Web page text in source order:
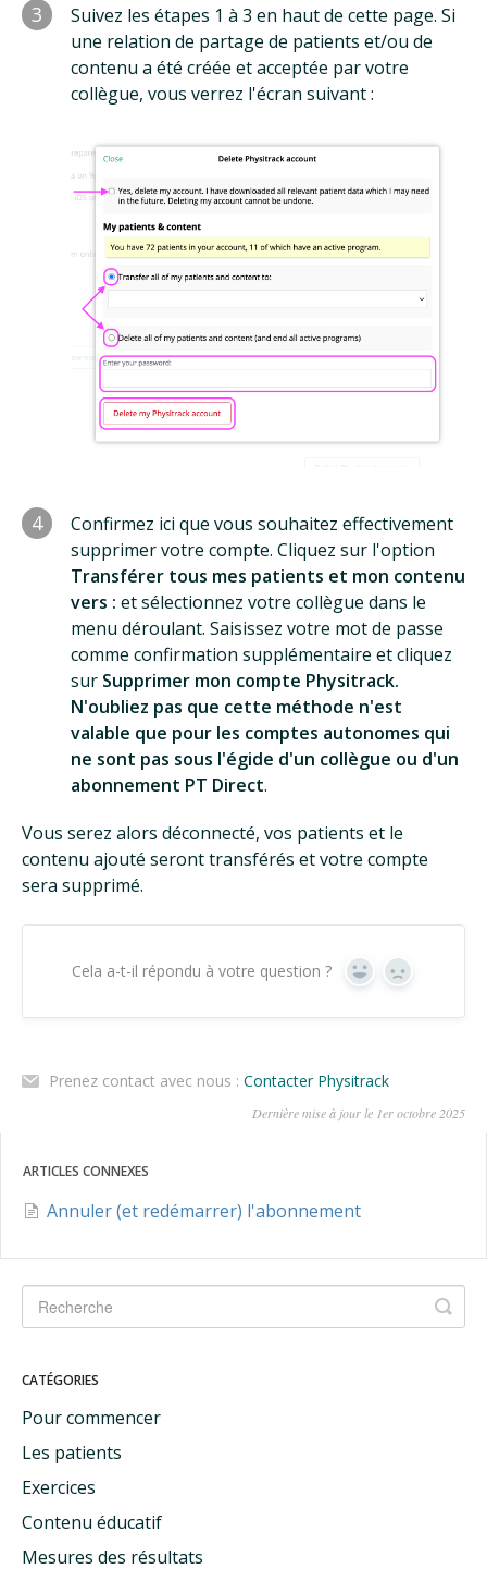
3
Suivez les étapes 1 à 3 en haut de cette page. Si
une relation de partage de patients et/ou de
contenu a été créée et acceptée par votre
collègue, vous verrez l'écran suivant :
4
Confirmez ici que vous souhaitez effectivement
supprimer votre compte. Cliquez sur l'option
Transférer tous mes patients et mon contenu
vers : et sélectionnez votre collègue dans le
menu déroulant. Saisissez votre mot de passe
comme confirmation supplémentaire et cliquez
sur Supprimer mon compte Physitrack.
N'oubliez pas que cette méthode n'est
valable que pour les comptes autonomes qui
ne sont pas sous l'égide d'un collègue ou d'un
abonnement PT Direct.
Vous serez alors déconnecté, vos patients et le
contenu ajouté seront transférés et votre compte
sera supprimé.
Cela a-t-il répondu à votre question ? Oui Non
Prenez contact avec nous : Contacter Physitrack
Dernière mise à jour le 1er octobre 2025
ARTICLES CONNEXES
Annuler (et redémarrer) l'abonnement
CATÉGORIES
Pour commencer
Les patients
Exercices
Contenu éducatif
Mesures des résultats